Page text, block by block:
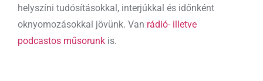
helyszíni tudósításokkal, interjúkkal és időnként
oknyomozásokkal jövünk. Van rádió- illetve
podcastos műsorunk is.